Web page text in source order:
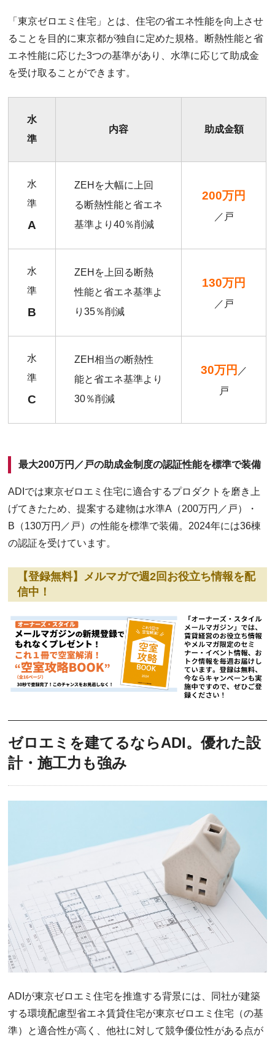
「東京ゼロエミ住宅」とは、住宅の省エネ性能を向上させ
ることを目的に東京都が独自に定めた規格。断熱性能と省
エネ性能に応じた3つの基準があり、水準に応じて助成金
を受け取ることができます。
水
準
内容 助成金額
水
準
A
ZEHを大幅に上回
る断熱性能と省エネ
基準より40％削減
200万円
／戸
水
準
B
ZEHを上回る断熱
性能と省エネ基準よ
り35％削減
130万円
／戸
水
準
C
ZEH相当の断熱性
能と省エネ基準より
30％削減
30万円 ／
戸
最大200万円／戸の助成金制度の認証性能を標準で装備
ADIでは東京ゼロエミ住宅に適合するプロダクトを磨き上
げてきたため、提案する建物は水準A（200万円／戸）・
B（130万円／戸）の性能を標準で装備。2024年には36棟
の認証を受けています。
【登録無料】メルマガで週2回お役立ち情報を配
信中！
ゼロエミを建てるならADI。優れた設
計・施工力も強み
ADIが東京ゼロエミ住宅を推進する背景には、同社が建築
する環境配慮型省エネ賃貸住宅が東京ゼロエミ住宅（の基
準）と適合性が高く、他社に対して競争優位性がある点が